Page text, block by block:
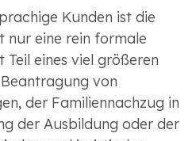
Kunden ist die
nur eine rein formale
Teil eines viel größeren
von
der Familiennachzug in
der Ausbildung oder der